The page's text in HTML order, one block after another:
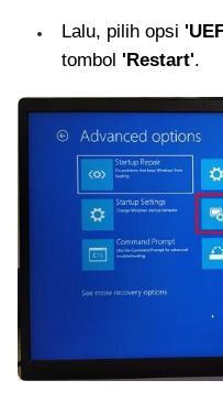
Lalu, pilih opsi
tombol 'Restart'.